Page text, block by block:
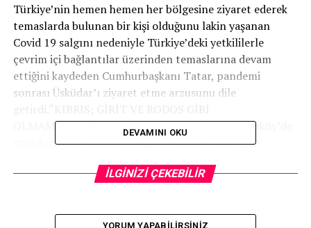
Türkiye’nin hemen hemen her bölgesine ziyaret ederek
temaslarda bulunan bir kişi olduğunu lakin yaşanan
Covid 19 salgını nedeniyle Türkiye’deki yetkililerle
çevrim içi bağlantılar üzerinden temaslarına devam
ettiğini kaydeden Cumhurbaşkanı Tatar, pandemi
sonrası Üsküdar’ı ziyaret etme arzusunu dile
OLMAMIŞTIR”İstanbul’da yaşadığı yıllarda, Ortaköy’de
oturduğu dairesinden her gün Üsküdar’ı izlediğini
yıllarda yaşadığı deneyimlere ve biriktirdiği dostluklara
DEVAMINI OKU
İLGİNİZİ ÇEKEBİLİR
YORUM YAPABILIRSINIZ